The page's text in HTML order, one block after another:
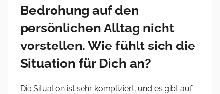
Bedrohung auf den
persönlichen Alltag nicht
vorstellen. Wie fühlt sich die
Situation für Dich an?
Die Situation ist sehr kompliziert, und es gibt auf